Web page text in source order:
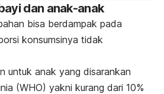
dan anak-anak
bisa berdampak pada
konsumsinya tidak
untuk anak yang disarankan
(WHO) yakni kurang dari 10%